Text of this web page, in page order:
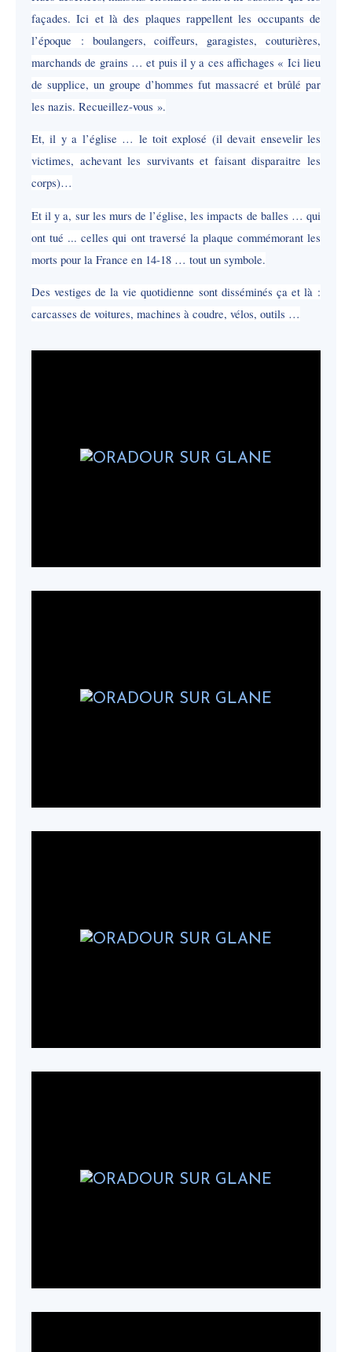
façades. Ici et là des plaques rappellent les occupants de
l’époque : boulangers, coiffeurs, garagistes, couturières,
marchands de grains … et puis il y a ces affichages « Ici lieu
de supplice, un groupe d’hommes fut massacré et brûlé par
les nazis. Recueillez-vous ».
Et, il y a l’église … le toit explosé (il devait ensevelir les
victimes, achevant les survivants et faisant disparaitre les
corps)…
Et il y a, sur les murs de l’église, les impacts de balles … qui
ont tué ... celles qui ont traversé la plaque commémorant les
morts pour la France en 14-18 … tout un symbole.
Des vestiges de la vie quotidienne sont disséminés ça et là :
carcasses de voitures, machines à coudre, vélos, outils …